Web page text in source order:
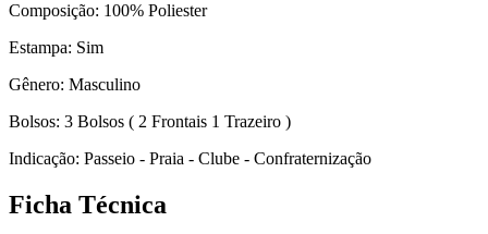
Composição: 100% Poliester
Estampa: Sim
Gênero: Masculino
Bolsos: 3 Bolsos ( 2 Frontais 1 Trazeiro )
Indicação: Passeio - Praia - Clube - Confraternização
Ficha Técnica